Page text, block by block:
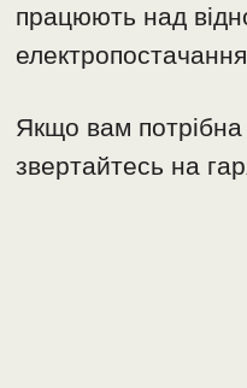
працюють над
Якщо вам
звертайтесь на